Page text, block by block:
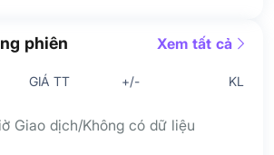
phiên Xem tất cả
GIÁ TT +/- KL
Giao dịch/Không có dữ liệu